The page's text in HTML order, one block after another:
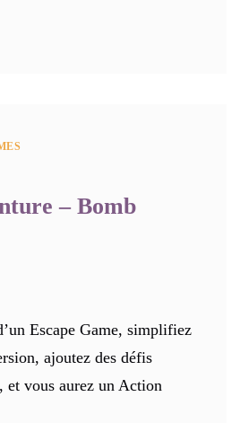
– Bomb
Escape Game, simplifiez
ajoutez des défis
et vous aurez un Action